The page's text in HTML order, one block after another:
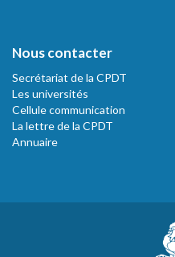
Nous contacter
Secrétariat de la CPDT
Les universités
Cellule communication
La lettre de la CPDT
Annuaire